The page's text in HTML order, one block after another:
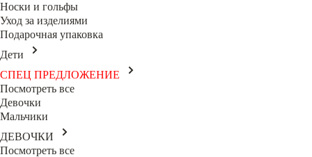
Носки и гольфы
Уход за изделиями
Подарочная упаковка
Дети
СПЕЦ ПРЕДЛОЖЕНИЕ
Посмотреть все
Девочки
Мальчики
ДЕВОЧКИ
Посмотреть все